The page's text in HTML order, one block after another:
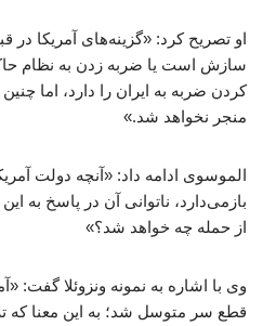
او تصریح کرد: «گزینه‌های آمریکا در
سازش است یا ضربه زدن به نظام
کردن ضربه به ایران را دارد، اما
منجر نخواهد شد.»
الموسوی ادامه داد: «آنچه دولت
بازمی‌دارد، ناتوانی آن در پاسخ
از حمله چه خواهد شد؟»
وی با اشاره به نمونه ونزوئلا گفت:
قطع سر متوسل شد؛ به این معنا که